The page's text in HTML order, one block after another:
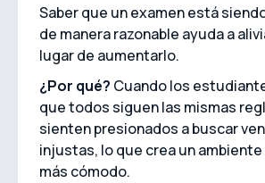
Saber que un examen está
de manera razonable ayuda a
lugar de aumentarlo.
¿Por qué? Cuando los
que todos siguen las mismas
sienten presionados a buscar
injustas, lo que crea un
más cómodo.